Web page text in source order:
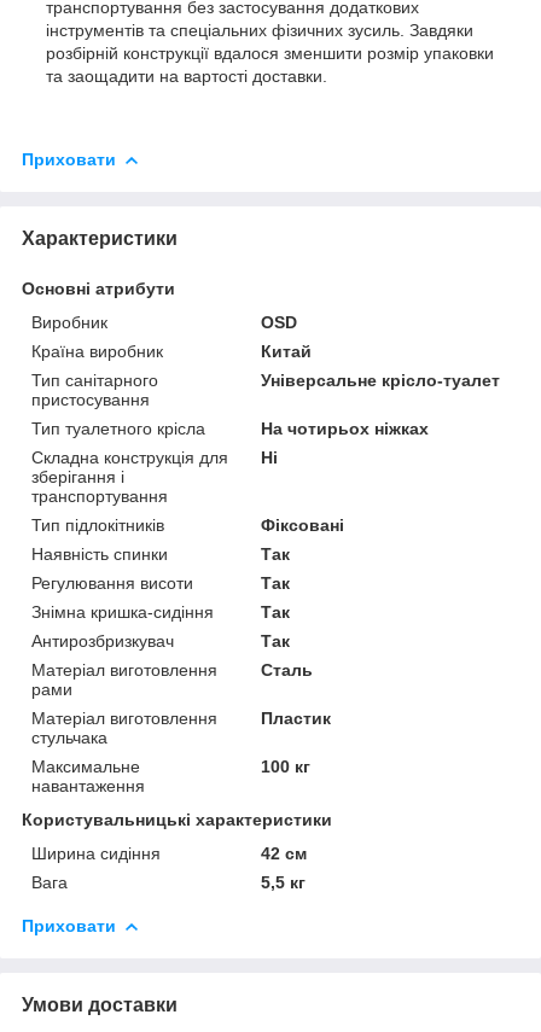
транспортування без застосування додаткових
інструментів та спеціальних фізичних зусиль. Завдяки
розбірній конструкції вдалося зменшити розмір упаковки
та заощадити на вартості доставки.
Приховати
Характеристики
Основні атрибути
Виробник
ОSD
Країна виробник
Китай
Тип санітарного
пристосування
Універсальне крісло-туалет
Тип туалетного крісла
На чотирьох ніжках
Складна конструкція для
зберігання і
транспортування
Ні
Тип підлокітників
Фіксовані
Наявність спинки
Так
Регулювання висоти
Так
Знімна кришка-сидіння
Так
Антирозбризкувач
Так
Матеріал виготовлення
рами
Сталь
Матеріал виготовлення
стульчака
Пластик
Максимальне
навантаження
100 кг
Користувальницькі характеристики
Ширина сидіння
42 см
Вага
5,5 кг
Приховати
Умови доставки